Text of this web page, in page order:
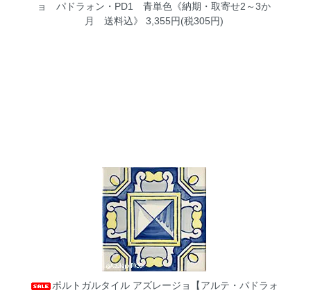
ョ パドラォン・PD1 青単色《納期・取寄せ2～3か
月 送料込》
3,355円(税305円)
ポルトガルタイル アズレージョ【アルテ・パドラォ